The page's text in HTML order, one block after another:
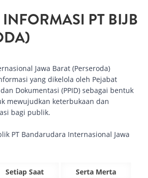
PT BIJB
Jawa Barat (Perseroda)
yang dikelola oleh Pejabat
Dokumentasi (PPID) sebagai bentuk
mewujudkan keterbukaan dan
bagi publik.
PT Bandarudara Internasional Jawa
Setiap Saat Serta Merta